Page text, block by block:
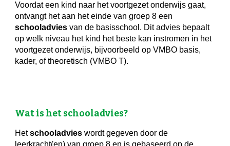
Voordat een kind naar het voortgezet onderwijs gaat,
ontvangt het aan het einde van groep 8 een
schooladvies van de basisschool. Dit advies bepaalt
op welk niveau het kind het beste kan instromen in het
voortgezet onderwijs, bijvoorbeeld op VMBO basis,
kader, of theoretisch (VMBO T).
Wat is het schooladvies?
Hetschooladvies wordt gegeven door de
leerkracht(en) van groep 8 en is gebaseerd op de